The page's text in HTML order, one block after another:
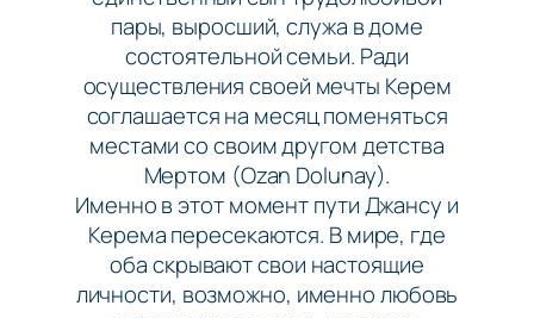
пары, выросший, служа в доме
состоятельной семьи. Ради
осуществления своей мечты Керем
соглашается на месяц поменяться
местами со своим другом детства
Мертом (Ozan Dolunay).
Именно в этот момент пути Джансу и
Керема пересекаются. В мире, где
оба скрывают свои настоящие
личности, возможно, именно любовь